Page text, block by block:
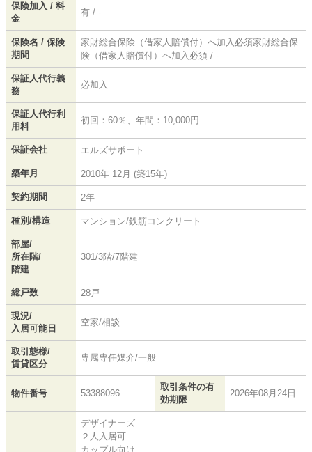
保険加入 / 料
金
有 / -
保険名 / 保険
期間
家財総合保険（借家人賠償付）へ加入必須家財総合保
険（借家人賠償付）へ加入必須 / -
保証人代行義
務
必加入
保証人代行利
用料
初回：60％、年間：10,000円
保証会社 エルズサポート
築年月 2010年 12月 (築15年)
契約期間 2年
種別/構造 マンション/鉄筋コンクリート
部屋/
所在階/
階建
301/3階/7階建
総戸数 28戸
現況/
入居可能日
空家/相談
取引態様/
賃貸区分
専属専任媒介/一般
物件番号 53388096
取引条件の有
効期限
2026年08月24日
デザイナーズ
２人入居可
カップル向け